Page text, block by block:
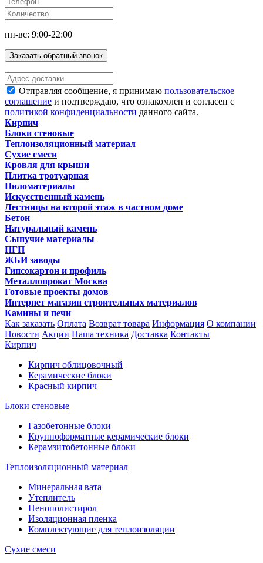
пн-вс: 9:00-22:00
Заказать обратный звонок
Отправляя сообщение, я принимаю пользовательское
соглашение и подтверждаю, что ознакомлен и согласен с
политикой конфиденциальности данного сайта.
Кирпич
Блоки стеновые
Теплоизоляционный материал
Сухие смеси
Кровля для крыши
Плитка тротуарная
Пиломатериалы
Искусственный камень
Лестницы на второй этаж в частном доме
Бетон
Натуральный камень
Сыпучие материалы
ПГП
ЖБИ заводы
Гипсокартон и профиль
Металлопрокат Москва
Готовые проекты домов
Интернет магазин строительных материалов
Камины и печи
Как заказать Оплата Возврат товара Информация О компании
Новости Акции Наша техника Доставка Контакты
Кирпич
Кирпич облицовочный
Керамические блоки
Красный кирпич
Блоки стеновые
Газобетонные блоки
Крупноформатные керамические блоки
Керамзитобетонные блоки
Теплоизоляционный материал
Минеральная вата
Утеплитель
Пенополистирол
Изоляционная пленка
Комплектующие для теплоизоляции
Сухие смеси